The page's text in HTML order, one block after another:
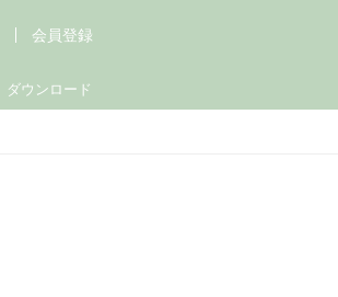
ダウンロード
会員登録